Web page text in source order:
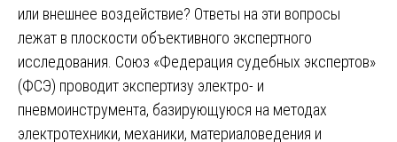
или внешнее воздействие? Ответы на эти вопросы
лежат в плоскости объективного экспертного
исследования. Союз «Федерация судебных экспертов»
(ФСЭ) проводит экспертизу электро- и
пневмоинструмента, базирующуюся на методах
электротехники, механики, материаловедения и